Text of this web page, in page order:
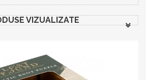
VIZUALIZATE